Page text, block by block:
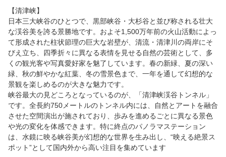
【清津峡】
日本三大峡谷のひとつで、黒部峡谷・大杉谷と並び称される壮大
な渓谷美を誇る景勝地です。およそ1,500万年前の火山活動によっ
て形成された柱状節理の巨大な岩壁が、清流・清津川の両岸にそ
びえ立ち、四季折々に異なる表情を見せる自然の芸術として、多
くの観光客や写真愛好家を魅了しています。春の新緑、夏の深い
緑、秋の鮮やかな紅葉、冬の雪景色まで、一年を通して幻想的な
景観を楽しめるのが大きな魅力です。
峡谷最大の見どころとなっているのが、「清津峡渓谷トンネル」
です。全長約750メートルのトンネル内には、自然とアートを融合
させた空間演出が施されており、歩みを進めるごとに異なる景色
や光の変化を体感できます。特に終点のパノラマステーション
は、水鏡に映る峡谷美が幻想的な世界を生み出し、“映える絶景ス
ポット”として国内外から高い注目を集めています